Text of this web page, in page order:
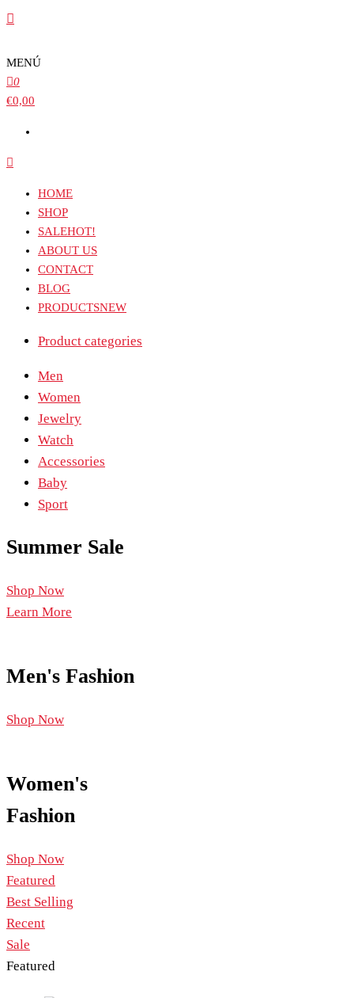
MENÚ
0
€0,00
HOME
SHOP
SALEHOT!
ABOUT US
CONTACT
BLOG
PRODUCTSNEW
Product categories
Men
Women
Jewelry
Watch
Accessories
Baby
Sport
Summer Sale
Shop Now
Learn More
Men's Fashion
Shop Now
Women's
Fashion
Shop Now
Featured
Best Selling
Recent
Sale
Featured